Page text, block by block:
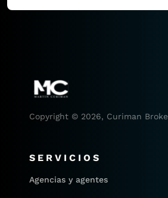
Copyright © 2026, Curiman
SERVICIOS
Agencias y agentes